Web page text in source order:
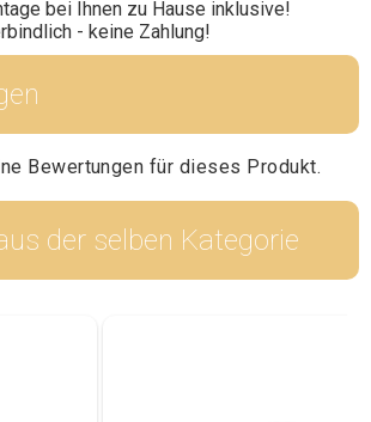
bei Ihnen zu Hause inklusive!
- keine Zahlung!
Bewertungen für dieses Produkt.
der selben Kategorie